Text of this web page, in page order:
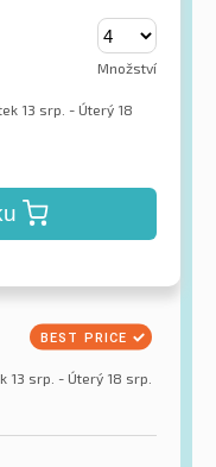
Množství
13 srp. - Úterý 18
13 srp. - Úterý 18 srp.